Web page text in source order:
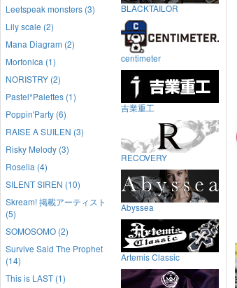
Leetspeak monsters (3)
Lily scale (2)
Mana Diagram (2)
Morfonica (1)
NORISTRY (2)
Pastel*Palettes (1)
Poppin'Party (6)
RAISE A SUILEN (3)
Risky Melody (3)
Roselia (4)
SILENT SIREN (10)
Skream! 掲載アーティスト
(5)
SOMOSOMO (2)
Survive Said The Prophet
(14)
This is LAST (1)
BLACKTAILOR
centimeter
吉業重工
RECOVERY
Abyssea
Artemis Classic